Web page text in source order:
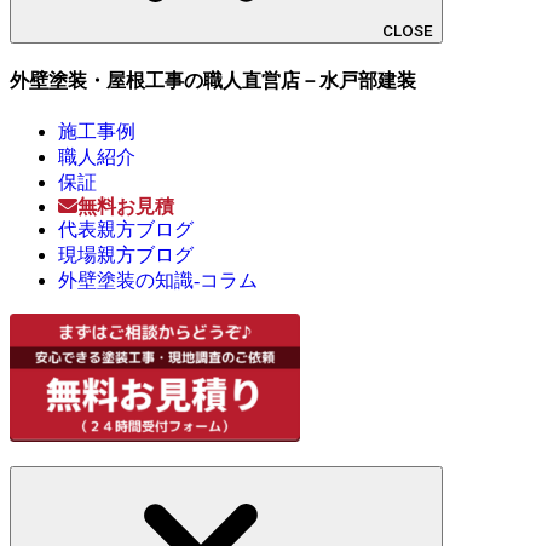
CLOSE
外壁塗装・屋根工事の職人直営店－水戸部建装
施工事例
職人紹介
保証
無料お見積
代表親方ブログ
現場親方ブログ
外壁塗装の知識-コラム